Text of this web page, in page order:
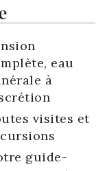
eau
à
visites et
guide-